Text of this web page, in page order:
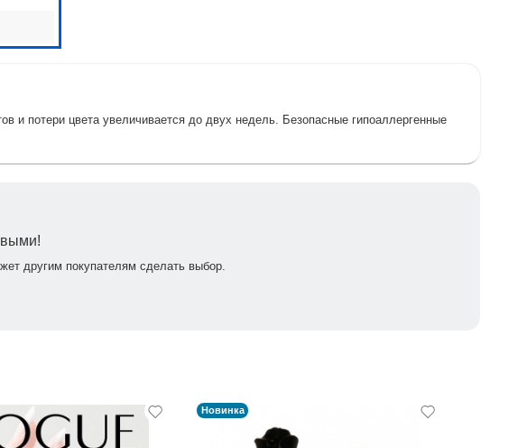
и потери цвета увеличивается до двух недель. Безопасные гипоаллергенные
другим покупателям сделать выбор.
Новинка